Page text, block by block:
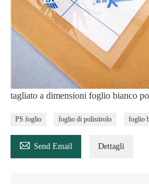
tagliato a dimensioni foglio bianco
PS foglio foglio di polistirolo foglio
 Send Email Dettagli